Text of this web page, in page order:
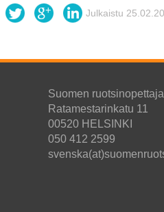
Julkaistu
Suomen
Ratamestarinkatu 11
00520 HELSINKI
050 412 2599